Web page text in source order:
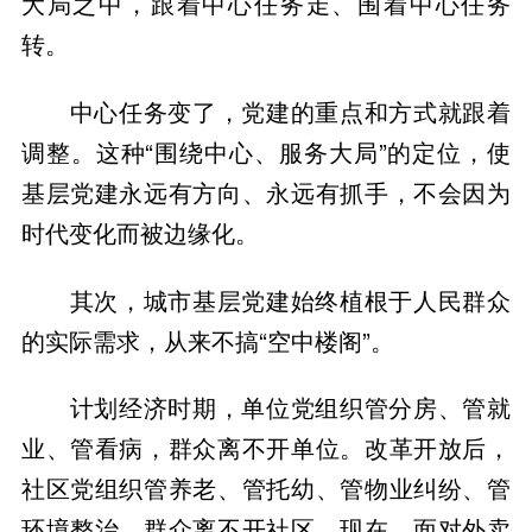
转。
中心任务变了，党建的重点和方式就跟着
调整。这种“围绕中心、服务大局”的定位，使
基层党建永远有方向、永远有抓手，不会因为
时代变化而被边缘化。
其次，城市基层党建始终植根于人民群众
的实际需求，从来不搞“空中楼阁”。
计划经济时期，单位党组织管分房、管就
业、管看病，群众离不开单位。改革开放后，
社区党组织管养老、管托幼、管物业纠纷、管